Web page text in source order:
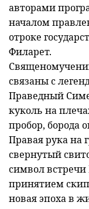
авторами
началом
отроке
Филарет.
связаны с
Праведный
куколь на
пробор, борода
Правая рука на
свернутый
символ встречи
принятием
новая эпоха в